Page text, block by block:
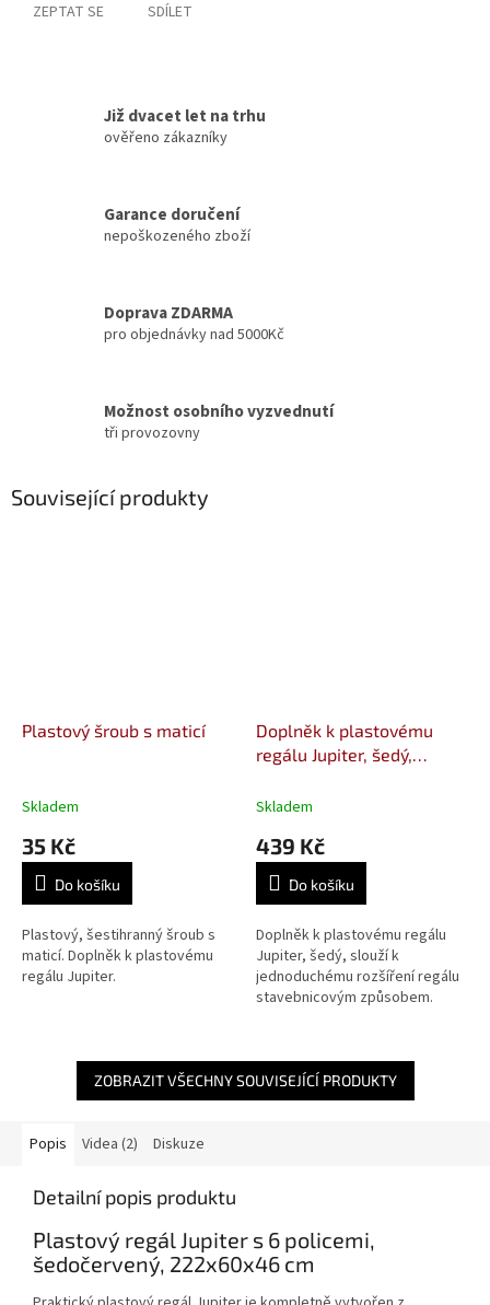
ZEPTAT SE SDÍLET
Již dvacet let na trhu
ověřeno zákazníky
Garance doručení
nepoškozeného zboží
Doprava ZDARMA
pro objednávky nad 5000Kč
Možnost osobního vyzvednutí
tři provozovny
Související produkty
Plastový šroub s maticí
Skladem
35 Kč
Do košíku
Plastový, šestihranný šroub s
maticí. Doplněk k plastovému
regálu Jupiter.
Doplněk k plastovému
regálu Jupiter, šedý,
Skladem
439 Kč
Do košíku
Doplněk k plastovému regálu
Jupiter, šedý, slouží k
jednoduchému rozšíření regálu
stavebnicovým způsobem.
ZOBRAZIT VŠECHNY SOUVISEJÍCÍ PRODUKTY
Popis Videa (2) Diskuze
Detailní popis produktu
Plastový regál Jupiter s 6 policemi,
šedočervený, 222x60x46 cm